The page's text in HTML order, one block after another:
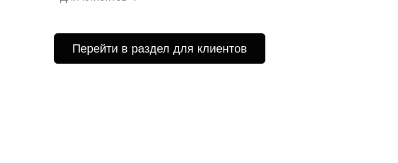
Перейти в раздел для клиентов